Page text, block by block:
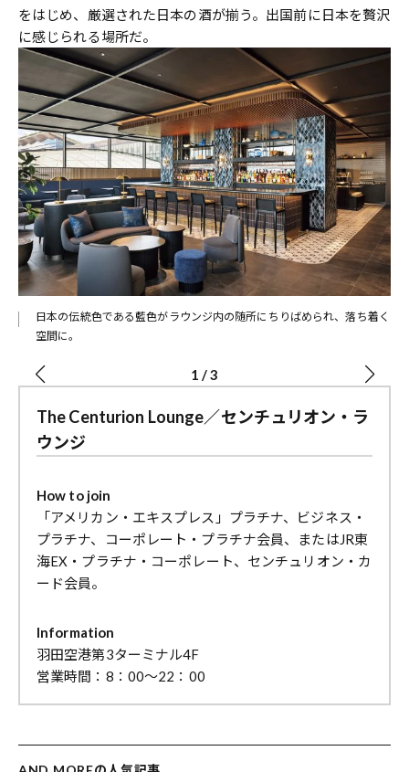
をはじめ、厳選された日本の酒が揃う。出国前に日本を贅沢
に感じられる場所だ。
日本の伝統色である藍色がラウンジ内の随所にちりばめられ、落ち着く
空間に。
1 /3
The Centurion Lounge／センチュリオン・ラ
ウンジ
How to join
「アメリカン・エキスプレス」プラチナ、ビジネス・
プラチナ、コーポレート・プラチナ会員、またはJR東
海EX・プラチナ・コーポレート、センチュリオン・カ
ード会員。
Information
羽田空港第3ターミナル4F
営業時間：8：00～22：00